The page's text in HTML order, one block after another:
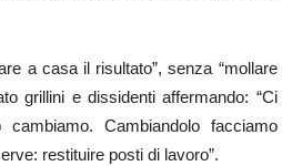
a casa il risultato”, senza “mollare
grillini e dissidenti affermando: “Ci
Cambiandolo facciamo
restituire posti di lavoro”.